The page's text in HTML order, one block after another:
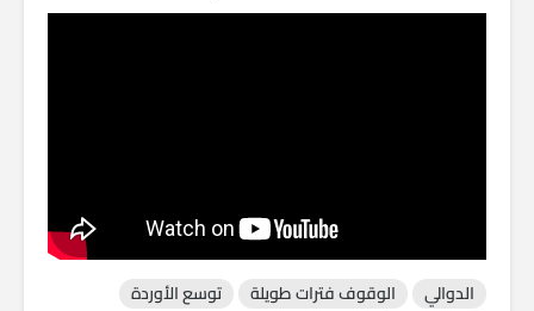
الدوالي الوقوف فترات طويلة
توسع الأوردة